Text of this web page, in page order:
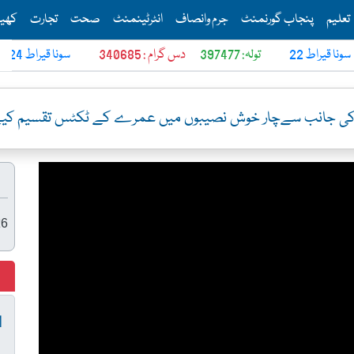
تعلیم پنجاب گورنمنٹ جرم وانصاف انٹرٹینمنٹ صحت تجارت
24 سونا قیراط تولہ: 397477 دس گرام : 340685
کی جانب سےچار خوش نصیبوں میں عمرے کے ٹکٹس تقسیم